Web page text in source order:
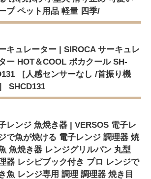
プ ペット用品 軽量 四季/
キュレーター | SIROCA サーキュレ
ー HOT＆COOL ポカクール SH-
［人感センサーなし /首振り機
SHCD131
レンジ 魚焼き器 | VERSOS 電子レ
で魚が焼ける 電子レンジ 調理器 焼
魚焼き器 レンジグリルパン 丸型
器 レシピブック付き プロ レンジで
魚 レンジ専用 調理 調理器 焼き目